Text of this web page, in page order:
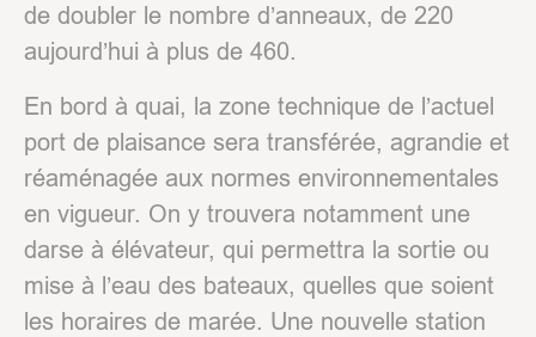
de doubler le nombre d’anneaux, de 220
aujourd’hui à plus de 460.
En bord à quai, la zone technique de l’actuel
port de plaisance sera transférée, agrandie et
réaménagée aux normes environnementales
en vigueur. On y trouvera notamment une
darse à élévateur, qui permettra la sortie ou
mise à l’eau des bateaux, quelles que soient
les horaires de marée. Une nouvelle station